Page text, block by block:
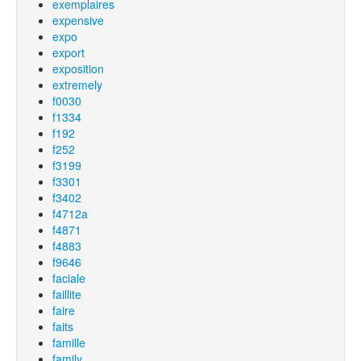
exemplaires
expensive
expo
export
exposition
extremely
f0030
f1334
f192
f252
f3199
f3301
f3402
f4712a
f4871
f4883
f9646
faciale
faillite
faire
faits
famille